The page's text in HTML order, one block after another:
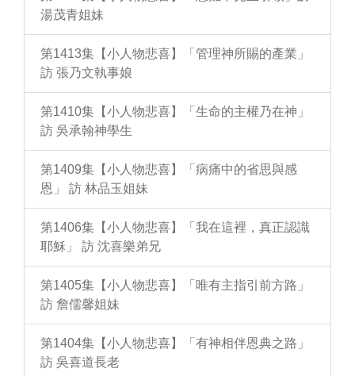
湯茂青姐妹
第1413集【小人物悲喜】「管理神所賜的產業」
訪 張乃文執事娘
第1410集【小人物悲喜】「生命的主權乃在神」
訪 吳承翰神學生
第1409集【小人物悲喜】「病痛中的省思與感
恩」 訪 林品玉姐妹
第1406集【小人物悲喜】「我在這裡，真正認識
耶穌」 訪 沈喜樂弟兄
第1405集【小人物悲喜】「唯有主指引前方路」
訪 詹儒馨姐妹
第1404集【小人物悲喜】「有神相伴恩典之路」
訪 吳喜道長老